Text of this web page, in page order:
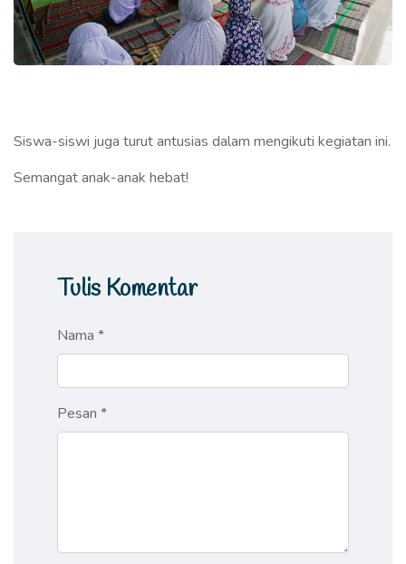
Siswa-siswi juga turut antusias dalam mengikuti kegiatan ini.
Semangat anak-anak hebat!
Tulis Komentar
Nama *
Pesan *